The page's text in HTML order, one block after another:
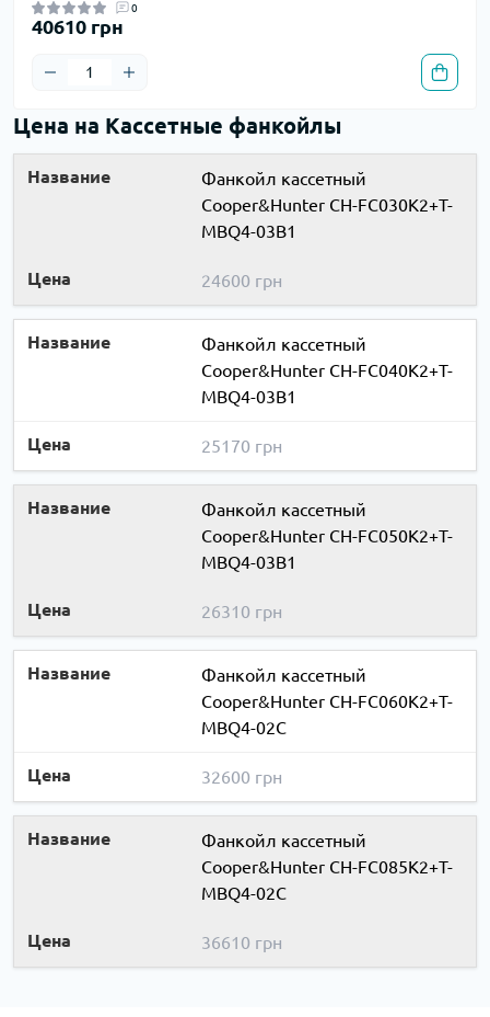
0
40610 грн
Цена на Кассетные фанкойлы
Фанкойл кассетный
Cooper&Hunter CH-FC030K2+T-
MBQ4-03B1
24600 грн
Фанкойл кассетный
Cooper&Hunter CH-FC040K2+T-
MBQ4-03B1
25170 грн
Фанкойл кассетный
Cooper&Hunter CH-FC050K2+T-
MBQ4-03B1
26310 грн
Фанкойл кассетный
Cooper&Hunter CH-FC060K2+T-
MBQ4-02C
32600 грн
Фанкойл кассетный
Cooper&Hunter CH-FC085K2+T-
MBQ4-02C
36610 грн